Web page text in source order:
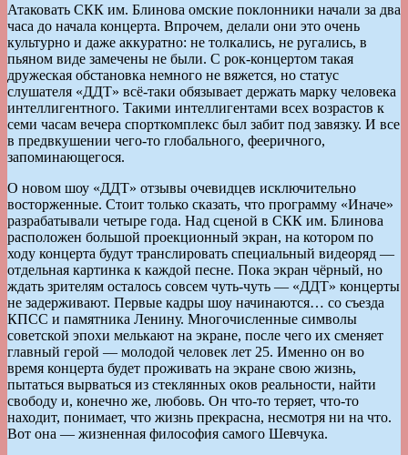
Атаковать СКК им. Блинова омские поклонники начали за два
часа до начала концерта. Впрочем, делали они это очень
культурно и даже аккуратно: не толкались, не ругались, в
пьяном виде замечены не были. С рок-концертом такая
дружеская обстановка немного не вяжется, но статус
слушателя «ДДТ» всё-таки обязывает держать марку человека
интеллигентного. Такими интеллигентами всех возрастов к
семи часам вечера спорткомплекс был забит под завязку. И все
в предвкушении чего-то глобального, фееричного,
запоминающегося.
О новом шоу «ДДТ» отзывы очевидцев исключительно
восторженные. Стоит только сказать, что программу «Иначе»
разрабатывали четыре года. Над сценой в СКК им. Блинова
расположен большой проекционный экран, на котором по
ходу концерта будут транслировать специальный видеоряд —
отдельная картинка к каждой песне. Пока экран чёрный, но
ждать зрителям осталось совсем чуть-чуть — «ДДТ» концерты
не задерживают. Первые кадры шоу начинаются… со съезда
КПСС и памятника Ленину. Многочисленные символы
советской эпохи мелькают на экране, после чего их сменяет
главный герой — молодой человек лет 25. Именно он во
время концерта будет проживать на экране свою жизнь,
пытаться вырваться из стеклянных оков реальности, найти
свободу и, конечно же, любовь. Он что-то теряет, что-то
находит, понимает, что жизнь прекрасна, несмотря ни на что.
Вот она — жизненная философия самого Шевчука.